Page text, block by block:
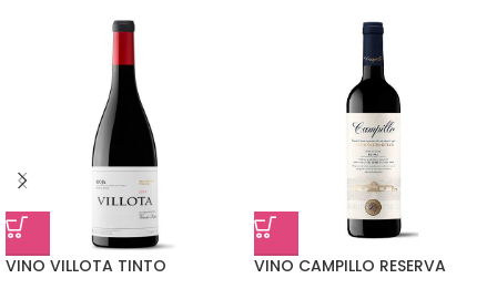
VINO VILLOTA TINTO VINO CAMPILLO RESERVA